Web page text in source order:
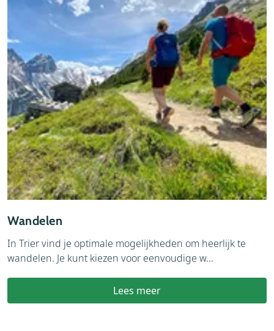
Wandelen
In Trier vind je optimale mogelijkheden om heerlijk te
wandelen. Je kunt kiezen voor eenvoudige w...
Lees meer